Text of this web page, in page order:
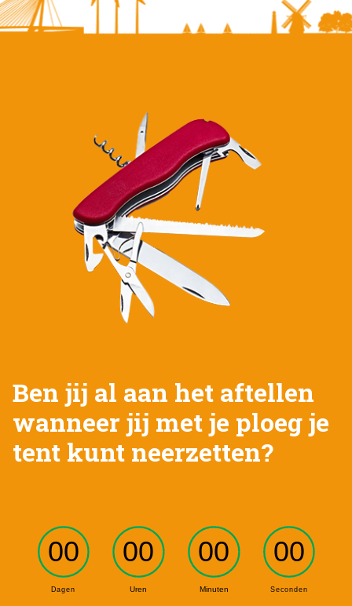
Ben jij al aan het aftellen
wanneer jij met je ploeg je
tent kunt neerzetten?